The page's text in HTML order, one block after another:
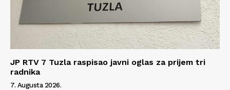
JP RTV 7 Tuzla raspisao javni oglas za prijem tri
radnika
7. Augusta 2026.